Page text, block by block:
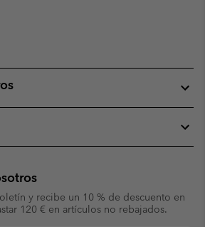
y recibe un 10 % de descuento en
120 € en artículos no rebajados.